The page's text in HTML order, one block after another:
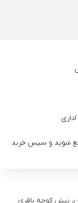
شوید و سپس خرید
نبش کوچه باقری